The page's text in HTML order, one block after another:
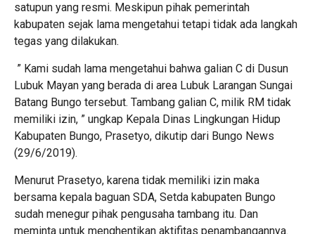
satupun yang resmi. Meskipun pihak pemerintah
kabupaten sejak lama mengetahui tetapi tidak ada langkah
tegas yang dilakukan.
” Kami sudah lama mengetahui bahwa galian C di Dusun
Lubuk Mayan yang berada di area Lubuk Larangan Sungai
Batang Bungo tersebut. Tambang galian C, milik RM tidak
memiliki izin, ” ungkap Kepala Dinas Lingkungan Hidup
Kabupaten Bungo, Prasetyo, dikutip dari Bungo News
(29/6/2019).
Menurut Prasetyo, karena tidak memiliki izin maka
bersama kepala baguan SDA, Setda kabupaten Bungo
sudah menegur pihak pengusaha tambang itu. Dan
meminta untuk menghentikan aktifitas penambangannya.